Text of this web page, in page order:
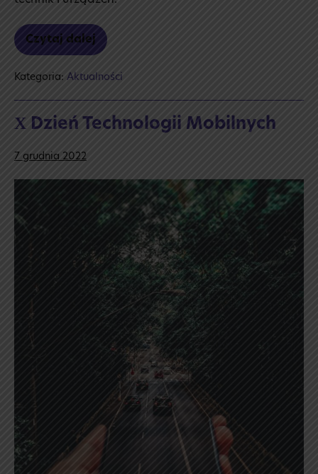
Czytaj dalej
Przyszłość
jest
Kategoria: Aktualności
X Dzień Technologii Mobilnych
7 grudnia 2022
Technologii
Mobilnych